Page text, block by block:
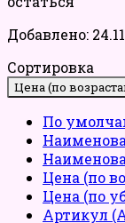
Добавлено:
Сортировка
Цена (по
По
Цена (по
Цена (по
Артикул